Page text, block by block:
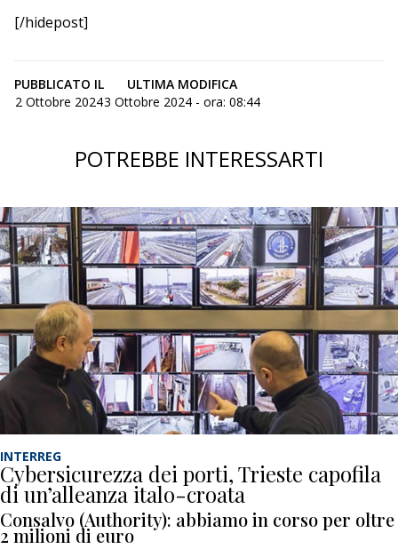
[/hidepost]
PUBBLICATO IL
2 Ottobre 2024
ULTIMA MODIFICA
3 Ottobre 2024 - ora: 08:44
POTREBBE INTERESSARTI
INTERREG
Cybersicurezza dei porti, Trieste capofila
di un’alleanza italo-croata
Consalvo (Authority): abbiamo in corso per oltre
2 milioni di euro